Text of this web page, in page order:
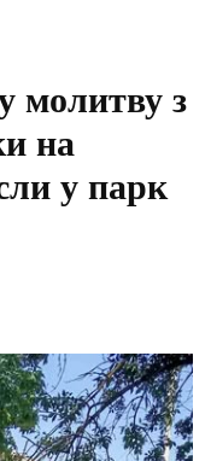
молитву з
на
у парк